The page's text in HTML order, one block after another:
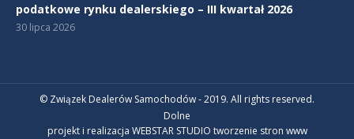
podatkowe rynku dealerskiego – III kwartał 2026
30 lipca 2026
© Związek Dealerów Samochodów - 2019. All rights reserved.
Dolne
projekt i realizacja WEBSTAR STUDIO tworzenie stron www